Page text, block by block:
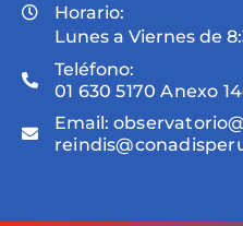
Horario:
Lunes a Viernes de
Teléfono:
01 630 5170 Anexo
Email: